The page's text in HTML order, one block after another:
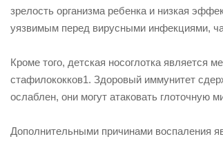
зрелость организма ребенка и низкая
уязвимым перед вирусными инфекциями,
Кроме того, детская носоглотка является
стафилококков1. Здоровый иммунитет
ослаблен, они могут атаковать глоточную
Дополнительными причинами воспаления